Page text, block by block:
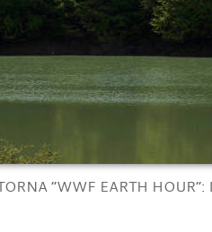
“WWF EARTH